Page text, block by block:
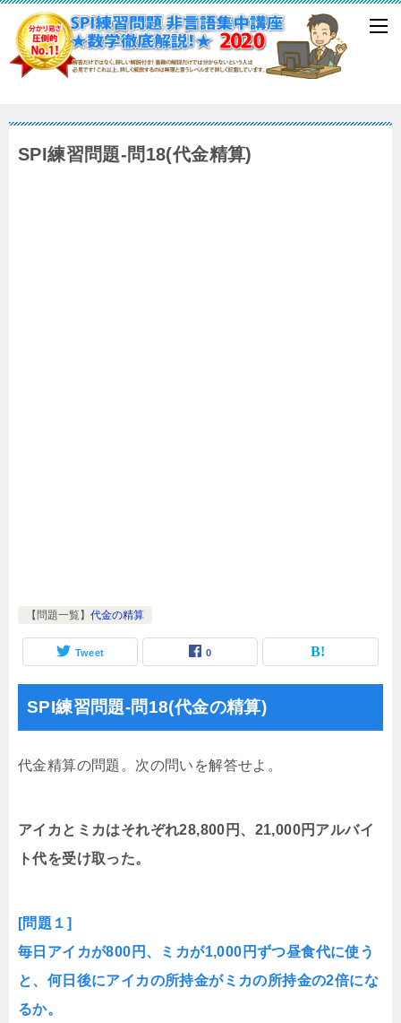
SPI練習問題-問18(代金精算)
【問題一覧】 代金の精算
Tweet 0
SPI練習問題-問18(代金の精算)
代金精算の問題。次の問いを解答せよ。
アイカとミカはそれぞれ28,800円、21,000円アルバイ
ト代を受け取った。
[問題１]
毎日アイカが800円、ミカが1,000円ずつ昼食代に使う
と、何日後にアイカの所持金がミカの所持金の2倍にな
るか。